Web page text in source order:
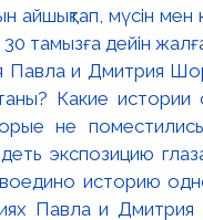
мүсін
тамызға дейін